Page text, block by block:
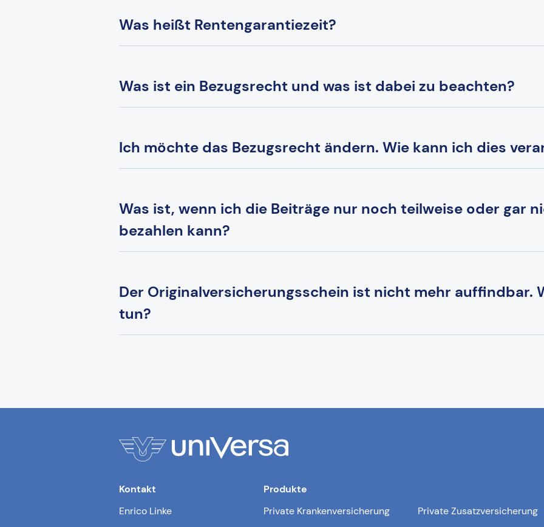
Was heißt Rentengarantiezeit?
Was ist ein Bezugsrecht und was ist dabei zu beachten?
Ich möchte das Bezugsrecht ändern. Wie kann ich dies
Was ist, wenn ich die Beiträge nur noch teilweise oder gar
bezahlen kann?
Der Originalversicherungsschein ist nicht mehr auffindbar.
tun?
Kontakt
Enrico Linke
Produkte
Private Krankenversicherung
Private Zusatzversicherung